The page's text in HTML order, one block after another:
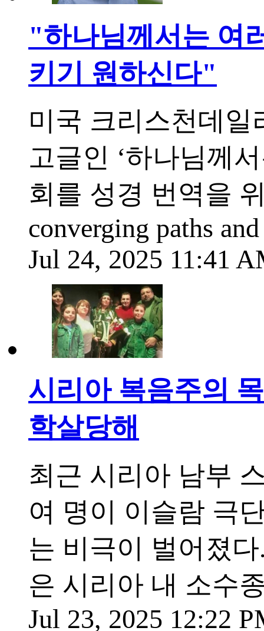
"하나님께서는 여
키기 원하신다"
미국 크리스천데
고글인 ‘하나님께
회를 성경 번역을
converging paths
Jul 24, 2025 11:41
시리아 복음주의
학살당해
최근 시리아 남부
여 명이 이슬람 극
는 비극이 벌어졌
은 시리아 내 소수
Jul 23, 2025 12:22